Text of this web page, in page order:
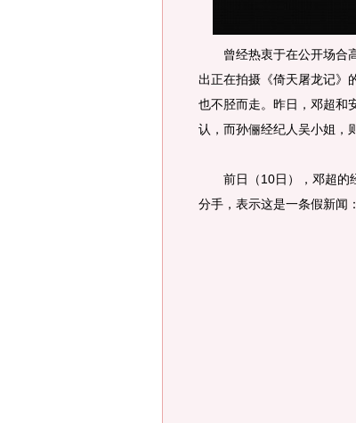
曾经热衷于在公开场合高
出正在拍摄《倚天屠龙记》
也不胫而走。昨日，邓超和
认，而孙俪经纪人吴小姐，
前日（10日），邓超的经
分手，表示这是一条假新闻